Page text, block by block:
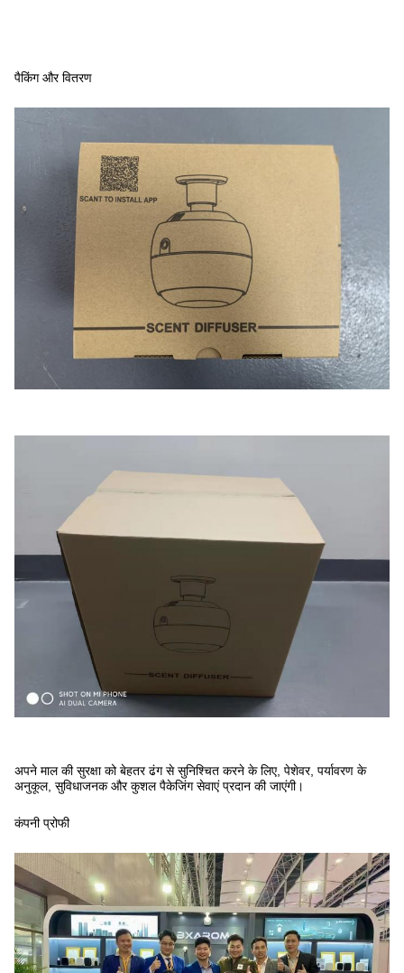
पैकिंग और वितरण
अपने माल की सुरक्षा को बेहतर ढंग से सुनिश्चित करने के लिए, पेशेवर, पर्यावरण के
अनुकूल, सुविधाजनक और कुशल पैकेजिंग सेवाएं प्रदान की जाएंगी।
कंपनी प्रोफी